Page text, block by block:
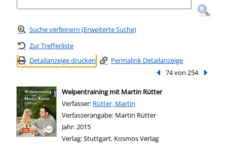
Suche verfeinern (Erweiterte Suche)
Zur Trefferliste
Detailanzeige drucken
Permalink Detailanzeige
Vorheriger Treffer
74 von 254
Welpentraining mit Martin Rütter
Verfasser: Suche nach diesem Verfasser
Rütter, Martin
Verfasserangabe: Martin Rütter
Jahr:2015
Verlag:Stuttgart, Kosmos Verlag